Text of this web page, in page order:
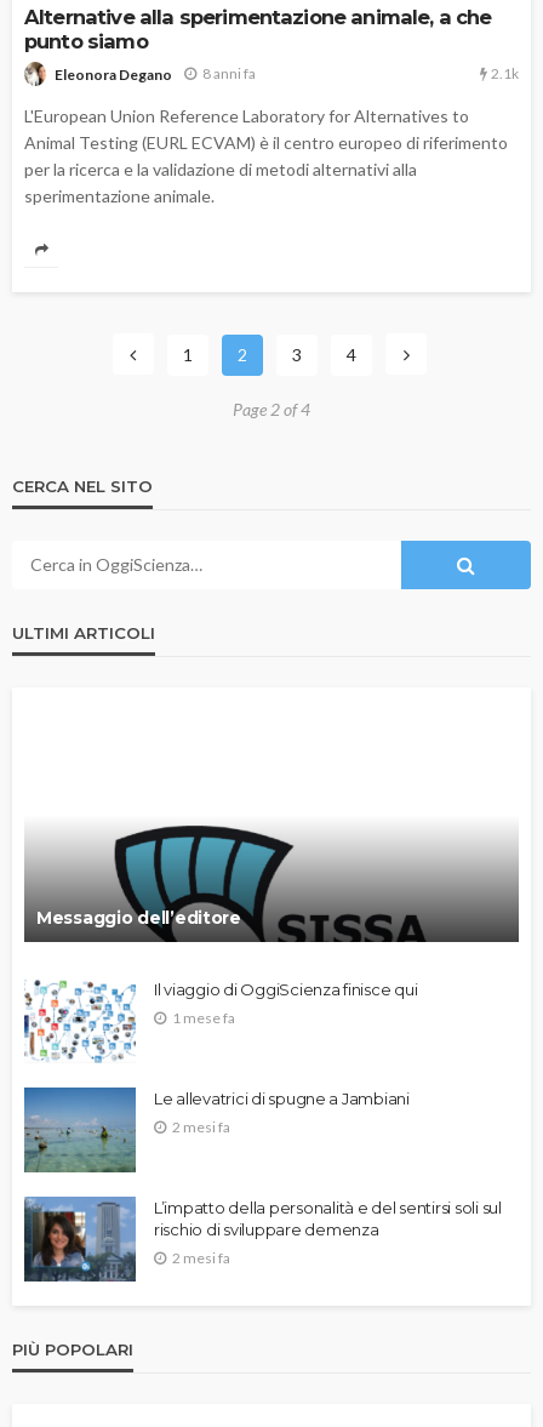
Alternative alla sperimentazione animale, a che
punto siamo
Eleonora Degano 8 anni fa 2.1k
L'European Union Reference Laboratory for Alternatives to
Animal Testing (EURL ECVAM) è il centro europeo di riferimento
per la ricerca e la validazione di metodi alternativi alla
sperimentazione animale.
1 2 3 4
Page 2 of 4
CERCA NEL SITO
ULTIMI ARTICOLI
Messaggio dell’editore
Il viaggio di OggiScienza finisce qui
1 mese fa
Le allevatrici di spugne a Jambiani
2 mesi fa
L’impatto della personalità e del sentirsi soli sul
rischio di sviluppare demenza
2 mesi fa
PIÙ POPOLARI